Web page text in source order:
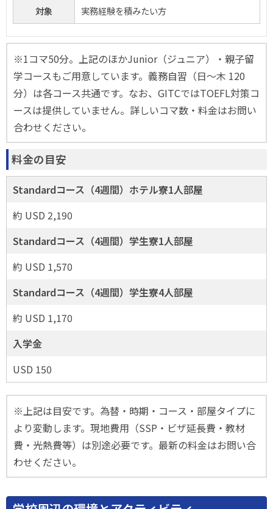
対象
実務経験を積みたい方
※1コマ50分。上記のほかJunior（ジュニア）・親子留
学コースもご用意しています。義務自習（日〜木 120
分）は各コース共通です。なお、GITCではTOEFL対策コ
ースは提供していません。詳しいコマ数・料金はお問い
合わせください。
料金の目安
Standardコース（4週間）ホテル寮1人部屋
約 USD 2,190
Standardコース（4週間）学生寮1人部屋
約 USD 1,570
Standardコース（4週間）学生寮4人部屋
約 USD 1,170
入学金
USD 150
※上記は目安です。為替・時期・コース・部屋タイプに
より変動します。現地費用（SSP・ビザ延長費・教材
費・光熱費等）は別途必要です。最新の料金はお問い合
わせください。